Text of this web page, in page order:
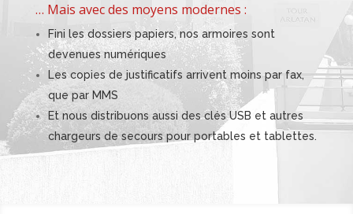
… Mais avec des moyens modernes :
Fini les dossiers papiers, nos armoires sont
devenues numériques
Les copies de justificatifs arrivent moins par fax,
que par MMS
Et nous distribuons aussi des clés USB et autres
chargeurs de secours pour portables et tablettes.